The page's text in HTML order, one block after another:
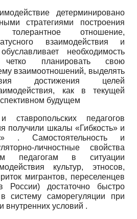
детерминировано
стратегиями построения
толерантное отношение,
взаимодействия и
необходимость
планировать свою
взаимоотношений, выделять
достижения целей
как в текущей
будущем
ставропольских педагогов
получили шкалы «Гибкость» и
. Самостоятельность и
личностные свойства
педагогам в ситуации
культур, этносов,
мигрантов, переселенцев
России) достаточно быстро
систему саморегуляции при
внутренних условий .